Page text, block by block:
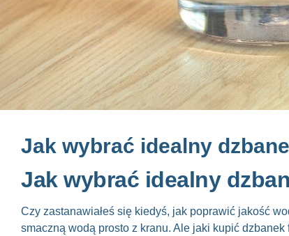
Jak wybrać idealny
Jak wybrać idealny
Czy zastanawiałeś się kiedyś, jak poprawić jakość
smaczną wodą prosto z kranu. Ale jaki kupić dzbanek